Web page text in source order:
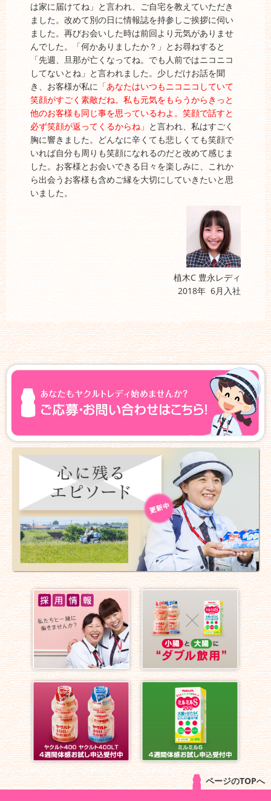
は家に届けてね」と言われ、ご自宅を教えていただき
ました。改めて別の日に情報誌を持参しご挨拶に伺い
ました。再びお会いした時は前回より元気がありませ
んでした。「何かありましたか？」とお尋ねすると
「先週、旦那が亡くなってね。でも人前ではニコニコ
してないとね」と言われました。少しだけお話を聞
き、お客様が私に 「あなたはいつもニコニコしていて
笑顔がすごく素敵だね。私も元気をもらうからきっと
他のお客様も同じ事を思っているわよ。笑顔で話すと
必ず笑顔が返ってくるからね」 と言われ、私はすごく
胸に響きました。どんなに辛くても悲しくても笑顔で
いれば自分も周りも笑顔になれるのだと改めて感じま
した。お客様とお会いできる日々を楽しみに、これか
ら出会うお客様も含めご縁を大切にしていきたいと思
いました。
植木C 豊永レディ
2018年 6月入社
ページのTOPへ